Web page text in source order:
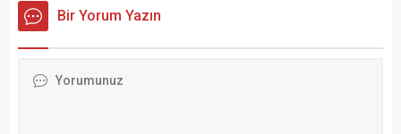
Francisco Bay Area
Stadı’nda Paraguay ile
Federasyonundan Ivan
Bir Yorum Yazın